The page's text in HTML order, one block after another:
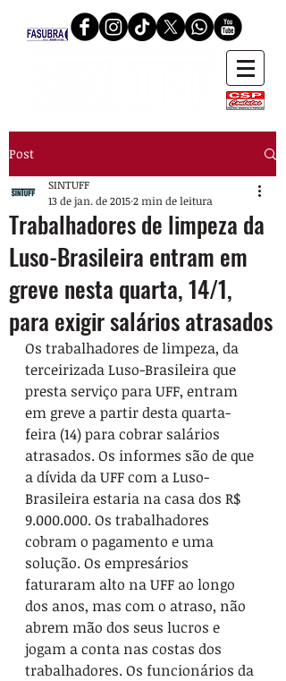
Post
Trabalhadores de limpeza da
Luso-Brasileira entram em
greve nesta quarta, 14/1,
para exigir salários atrasados
SINTUFF
13 de jan. de 20152 min de leitura
Os trabalhadores de limpeza, da
terceirizada Luso-Brasileira que
presta serviço para UFF, entram
em greve a partir desta quarta-
feira (14) para cobrar salários
atrasados. Os informes são de que
a dívida da UFF com a Luso-
Brasileira estaria na casa dos R$
9.000.000. Os trabalhadores
cobram o pagamento e uma
solução. Os empresários
faturaram alto na UFF ao longo
dos anos, mas com o atraso, não
abrem mão dos seus lucros e
jogam a conta nas costas dos
trabalhadores. Os funcionários da